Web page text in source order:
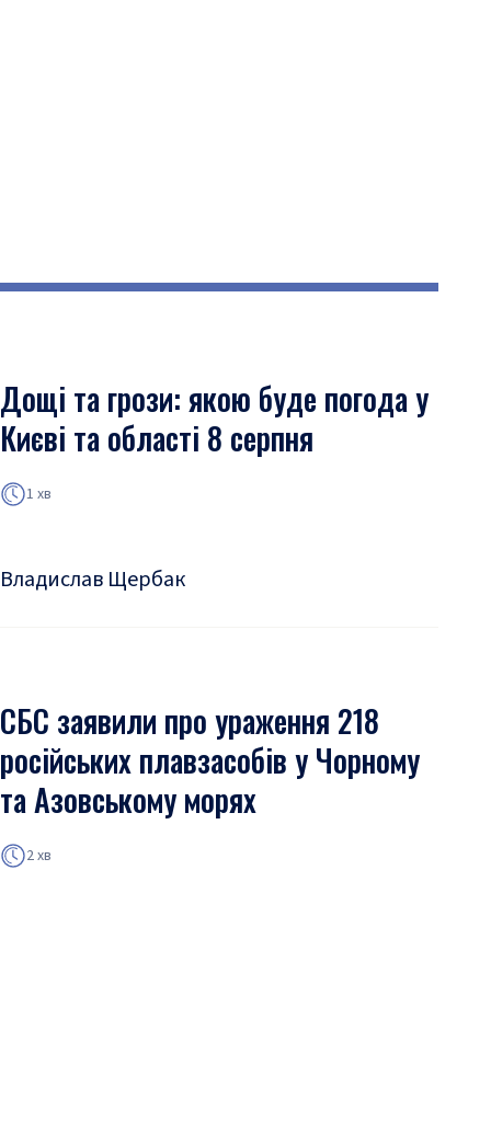
Дощі та грози: якою буде погода у
Києві та області 8 серпня
1 хв
Владислав Щербак
СБС заявили про ураження 218
російських плавзасобів у Чорному
та Азовському морях
2 хв